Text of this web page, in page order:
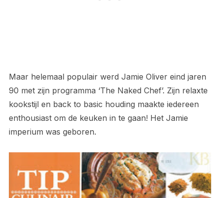
Maar helemaal populair werd Jamie Oliver eind jaren
90 met zijn programma ‘The Naked Chef’. Zijn relaxte
kookstijl en back to basic houding maakte iedereen
enthousiast om de keuken in te gaan! Het Jamie
imperium was geboren.